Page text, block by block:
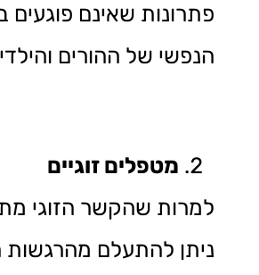
פתרונות שאינם
הנפשי של ההורים
מטפלים זוגיים
למרות שהקשר הזוגי
ניתן להתעלם מהרגשות